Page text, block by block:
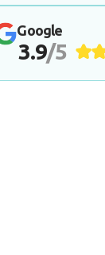
Google
3.9/5